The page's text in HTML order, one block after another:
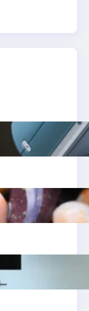
w
—
po
w
— jak